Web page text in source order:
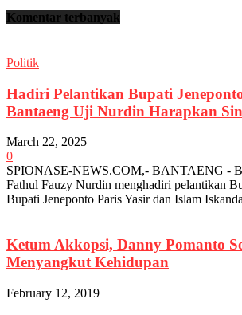
Komentar terbanyak
Politik
Hadiri Pelantikan Bupati
Bantaeng Uji Nurdin Harapkan
March 22, 2025
0
SPIONASE-NEWS.COM,- BANTAENG -
Fathul Fauzy Nurdin menghadiri pelantikan
Bupati Jeneponto Paris Yasir dan Islam
Ketum Akkopsi, Danny Pomanto
Menyangkut Kehidupan
February 12, 2019